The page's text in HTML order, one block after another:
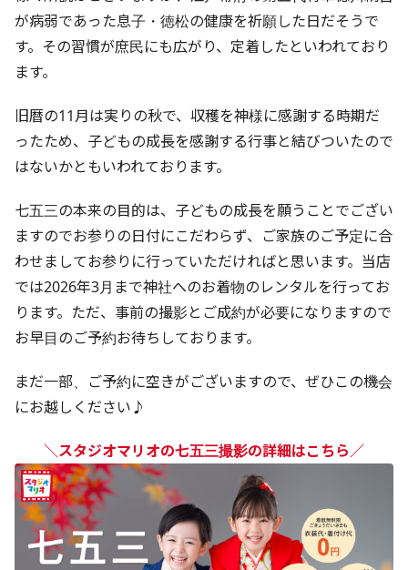
が病弱であった息子・徳松の健康を祈願した日だそうで
す。その習慣が庶民にも広がり、定着したといわれており
ます。
旧暦の11月は実りの秋で、収穫を神様に感謝する時期だ
ったため、子どもの成長を感謝する行事と結びついたので
はないかともいわれております。
七五三の本来の目的は、子どもの成長を願うことでござい
ますのでお参りの日付にこだわらず、ご家族のご予定に合
わせましてお参りに行っていただければと思います。当店
では2026年3月まで神社へのお着物のレンタルを行ってお
ります。ただ、事前の撮影とご成約が必要になりますので
お早目のご予約お待ちしております。
まだ一部、ご予約に空きがございますので、ぜひこの機会
にお越しください♪
＼スタジオマリオの七五三撮影の詳細はこちら／